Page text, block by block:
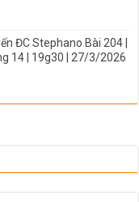
ĐC Stephano Bài 204 |
14 | 19g30 | 27/3/2026